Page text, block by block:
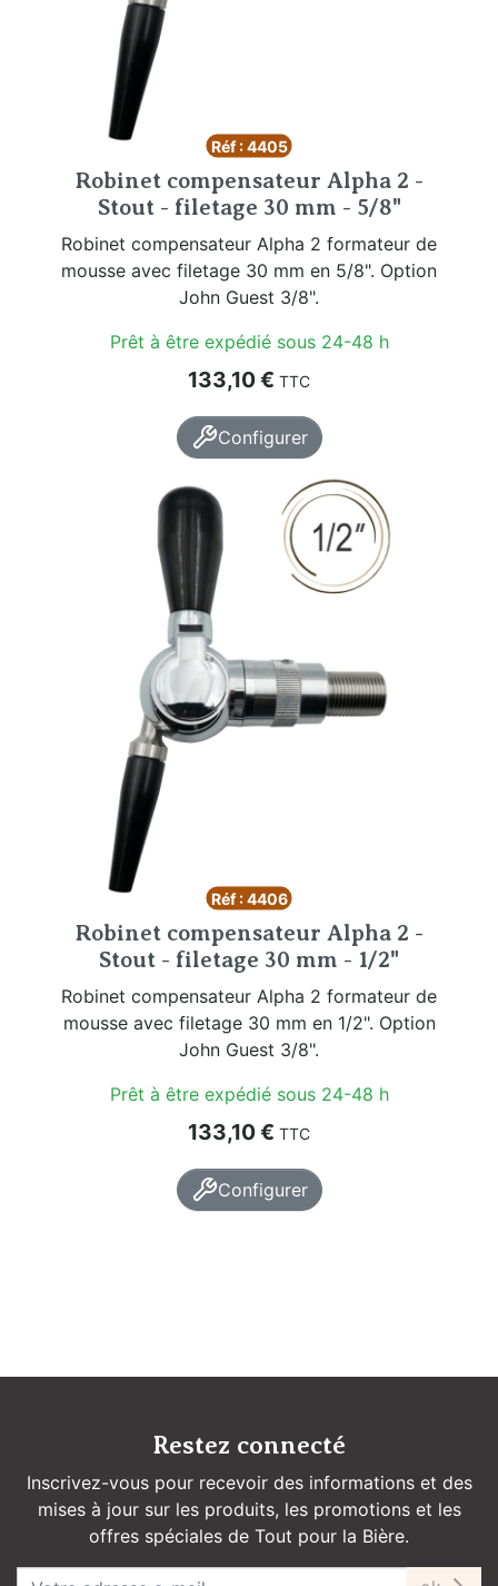
Réf : 4405
Robinet compensateur Alpha 2 -
Stout - filetage 30 mm - 5/8"
Robinet compensateur Alpha 2 formateur de
mousse avec filetage 30 mm en 5/8". Option
John Guest 3/8".
Prêt à être expédié sous 24-48 h
Prix
133,10 € TTC
Configurer
Réf : 4406
Robinet compensateur Alpha 2 -
Stout - filetage 30 mm - 1/2"
Robinet compensateur Alpha 2 formateur de
mousse avec filetage 30 mm en 1/2". Option
John Guest 3/8".
Prêt à être expédié sous 24-48 h
Prix
133,10 € TTC
Configurer
Restez connecté
Inscrivez-vous pour recevoir des informations et des
mises à jour sur les produits, les promotions et les
offres spéciales de Tout pour la Bière.